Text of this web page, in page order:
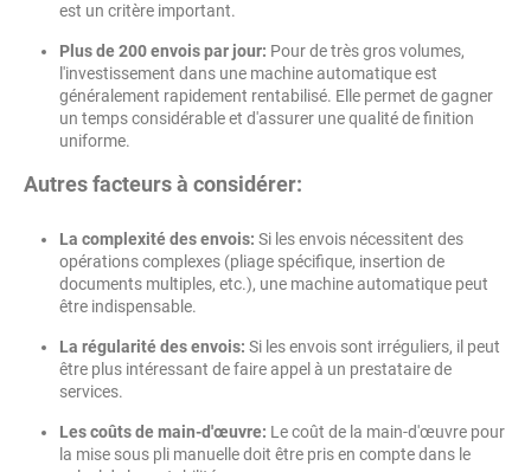
est un critère important.
Plus de 200 envois par jour: Pour de très gros volumes,
l'investissement dans une machine automatique est
généralement rapidement rentabilisé. Elle permet de gagner
un temps considérable et d'assurer une qualité de finition
uniforme.
Autres facteurs à considérer:
La complexité des envois: Si les envois nécessitent des
opérations complexes (pliage spécifique, insertion de
documents multiples, etc.), une machine automatique peut
être indispensable.
La régularité des envois: Si les envois sont irréguliers, il peut
être plus intéressant de faire appel à un prestataire de
services.
Les coûts de main-d'œuvre: Le coût de la main-d'œuvre pour
la mise sous pli manuelle doit être pris en compte dans le